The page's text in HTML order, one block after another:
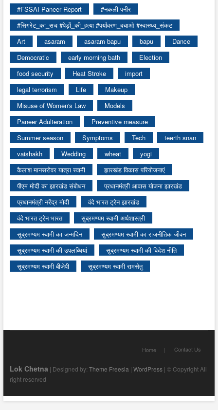
#FSSAI Paneer Report
#नकली पनीर
#सिगरेट_का_सच #पेड़ों_की_हत्या #पर्यावरण_बचाओ #स्वास्थ्य_संकट
Art
asaram asaram bapu bapu
Dance
Democratic
early morning bath
Election
food security
Heat Stroke
import
legal terrorism
Life
Makeup
Misuse of Women's Law
Models
Paneer Adulteration
Preventive measure
Summer season
Symptoms Tech
teerth snan
vaishakh
Wedding wheat
yogi
कैलाश मानसरोवर यात्रा स्वामी
झारखंड विकास परियोजनाएं
पीएम मोदी का झारखंड संबोधन
प्रधानमंत्री आवास योजना झारखंड
प्रधानमंत्री नरेंद्र मोदी
वंदे भारत ट्रेन झारखंड
वंदे भारत ट्रेन भारत
सुब्रमण्यम स्वामी अर्थशास्त्री
सुब्रमण्यम स्वामी का जन्मदिन
सुब्रमण्यम स्वामी का राजनीतिक जीवन
सुब्रमण्यम स्वामी की उपलब्धियां
सुब्रमण्यम स्वामी की विदेश नीति
सुब्रमण्यम स्वामी बीजेपी
सुब्रमण्यम स्वामी रामसेतु
Home Contact Us
Lok Chetna | Designed by: Theme Freesia | WordPress| © Copyright All
right reserved